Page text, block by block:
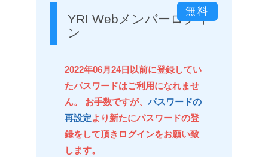
YRI Webメンバーログイ
ン
2022年06月24日以前に登録してい
たパスワードはご利用になれませ
ん。 お手数ですが、 パスワードの
再設定より新たにパスワードの登
録をして頂きログインをお願い致
します。